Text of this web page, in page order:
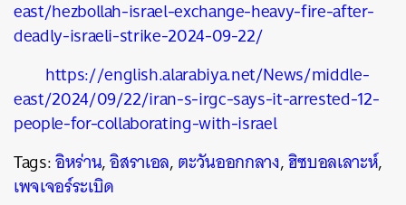
east/hezbollah-israel-exchange-heavy-fire-after-
deadly-israeli-strike-2024-09-22/
https://english.alarabiya.net/News/middle-
east/2024/09/22/iran-s-irgc-says-it-arrested-12-
people-for-collaborating-with-israel
Tags:อิหร่าน,อิสราเอล,ตะวันออกกลาง,ฮิซบอลเลาะห์,
เพจเจอร์ระเบิด